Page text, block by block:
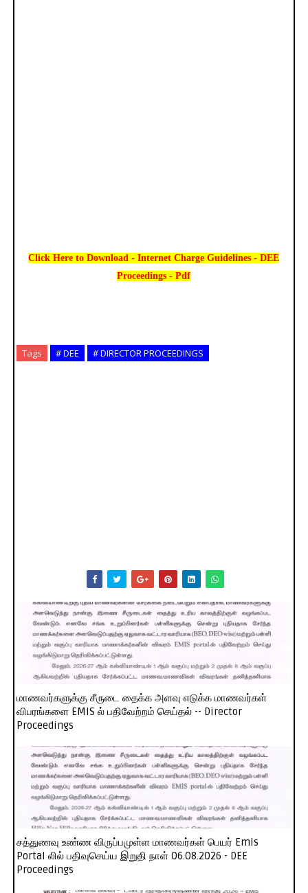
Click Here to Download - Internet Charge Guidelines - DEE
Proceedings - Pdf
Tags # DEE # DIRECTOR PROCEEDINGS
மாணவர்களுக்கு சீருடை தைக்க அளவு எடுக்க மாணவர்கள்
விபரங்களை EMIS ல் பதிவேற்றம் செய்தல் -- Director
Proceedings
சத்துணவு உண்ண விருப்பமுள்ள மாணவர்கள் பெயர் Emis
Portal லில் பதிவுசெய்ய இறுதி நாள் 06.08.2026 - DEE
Proceedings